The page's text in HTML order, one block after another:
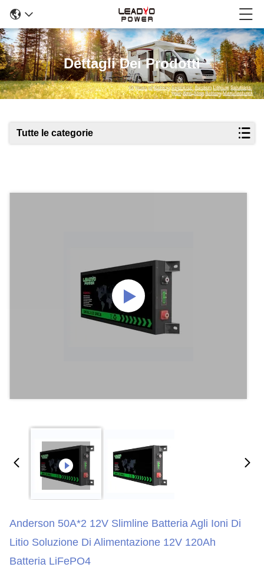
Dettagli Dei Prodotti
Tutte le categorie
Anderson 50A*2 12V Slimline Batteria Agli Ioni Di
Litio Soluzione Di Alimentazione 12V 120Ah
Batteria LiFePO4